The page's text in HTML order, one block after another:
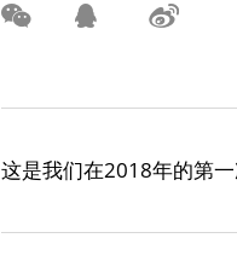
这是我们在2018年的第